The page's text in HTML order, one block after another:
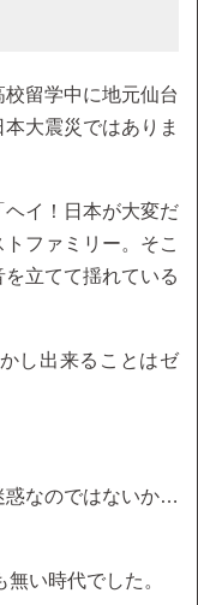
留学中に地元仙台
大震災ではありま
イ！日本が大変だ
ファミリー。そこ
立てて揺れている
し出来ることはゼ
惑なのではないか…
い時代でした。